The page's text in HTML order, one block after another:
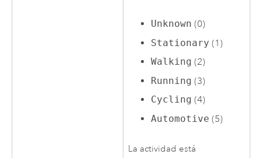
Unknown (0)
Stationary (1)
Walking (2)
Running (3)
Cycling (4)
Automotive (5)
La actividad está